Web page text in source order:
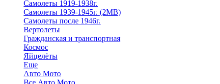
Самолеты 1919-1938г.
Самолеты 1939-1945г. (2МВ)
Самолеты после 1946г.
Вертолеты
Гражданская и транспортная
Космос
Яйцелёты
Еще
Авто Мото
Все Авто Мото